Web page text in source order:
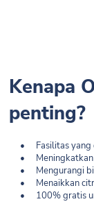
Kenapa
penting?
•
Fasilitas
•
•
Mengurangi
•
Menaikkan
•
100% gratis